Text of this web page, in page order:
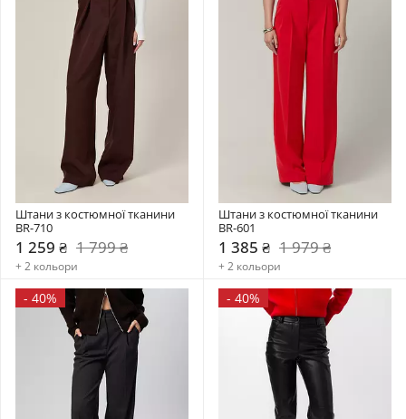
Штани з костюмної тканини
BR-710
1 259 ₴ 1 799 ₴
+ 2 кольори
Штани з костюмної тканини
BR-601
1 385 ₴ 1 979 ₴
+ 2 кольори
- 40% - 40%